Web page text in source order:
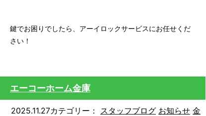
鍵でお困りでしたら、アーイロックサービスにお任せくだ
さい！
エーコーホーム金庫
2025.11.27カテゴリー： スタッフブログ お知らせ 金